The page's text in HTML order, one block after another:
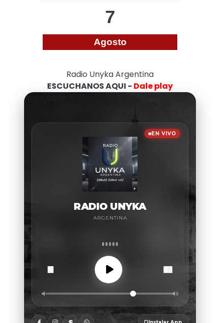
7
Agosto
Radio Unyka Argentina
ESCUCHANOS AQUI - Dale play